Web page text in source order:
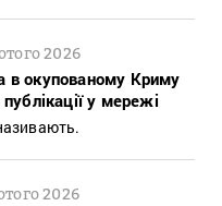
2026
в окупованому Криму
у мережі
2026